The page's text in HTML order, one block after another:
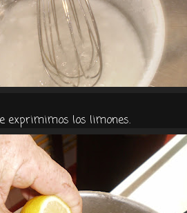
exprimimos los limones.